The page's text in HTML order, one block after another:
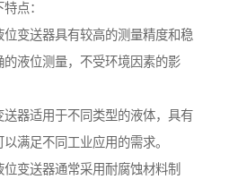
点：
位变送器具有较高的测量精度和稳
的液位测量，不受环境因素的影
送器适用于不同类型的液体，具有
满足不同工业应用的需求。
变送器通常采用耐腐蚀材料制